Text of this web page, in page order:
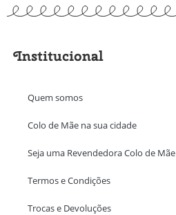
Institucional
Quem somos
Colo de Mãe na sua cidade
Seja uma Revendedora Colo de Mãe
Termos e Condições
Trocas e Devoluções